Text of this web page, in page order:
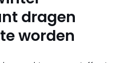
dragen
worden